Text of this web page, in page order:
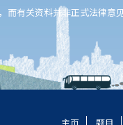
？
否需
合理地
而有关资料并非正式法律